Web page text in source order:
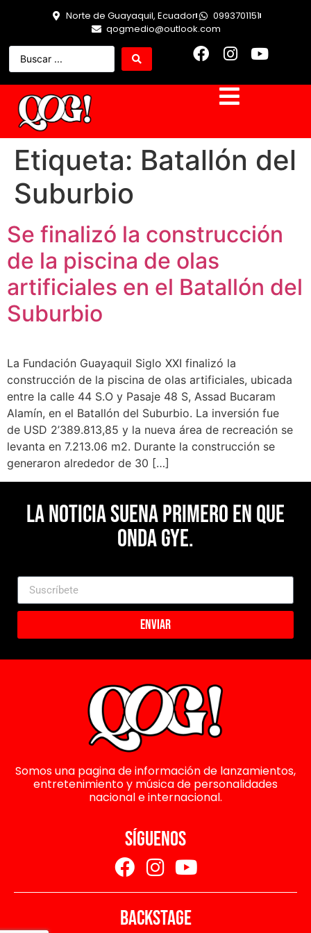
Norte de Guayaquil, Ecuador
0993701151
qogmedio@outlook.com
Etiqueta: Batallón del
Suburbio
Se finalizó la construcción
de la piscina de olas
artificiales en el Batallón del
Suburbio
La Fundación Guayaquil Siglo XXI finalizó la
construcción de la piscina de olas artificiales, ubicada
entre la calle 44 S.O y Pasaje 48 S, Assad Bucaram
Alamín, en el Batallón del Suburbio. La inversión fue
de USD 2’389.813,85 y la nueva área de recreación se
levanta en 7.213.06 m2. Durante la construcción se
generaron alrededor de 30 […]
La noticia suena primero en Que
Onda Gye.
Enviar
Somos una pagina de información de lanzamientos,
entretenimiento y música de personalidades
nacional e internacional.
SÍGUENOS
BACKSTAGE